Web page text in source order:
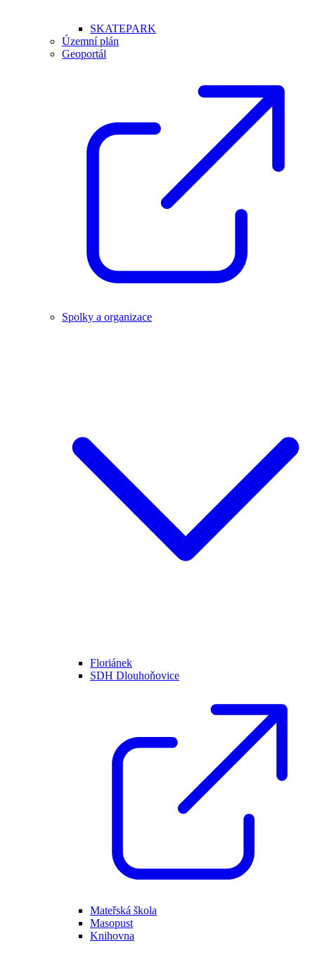
SKATEPARK
Územní plán
Geoportál
Spolky a organizace
Floriánek
SDH Dlouhoňovice
Mateřská škola
Masopust
Knihovna